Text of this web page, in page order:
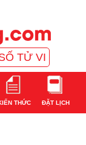
TỬ VI
THỨC ĐẶT LỊCH